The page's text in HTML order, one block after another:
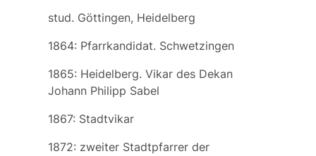
stud. Göttingen, Heidelberg
1864: Pfarrkandidat. Schwetzingen
1865: Heidelberg. Vikar des Dekan
Johann Philipp Sabel
1867: Stadtvikar
1872: zweiter Stadtpfarrer der